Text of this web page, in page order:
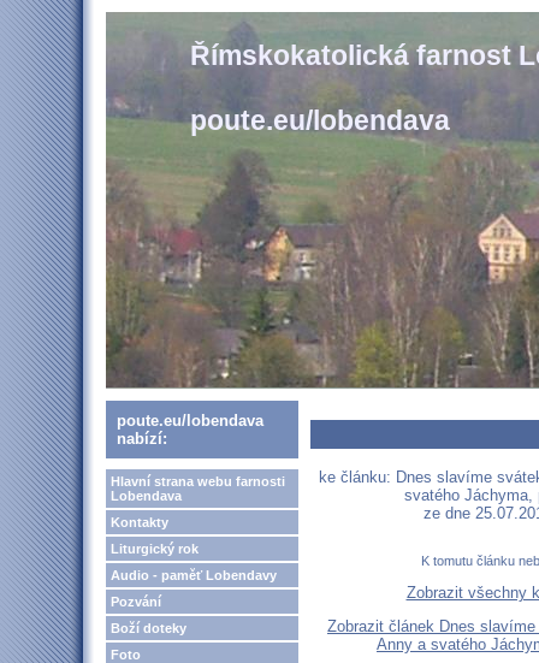
Římskokatolická farnost
poute.eu/lobendava
poute.eu/lobendava
nabízí:
Hlavní strana webu farnosti
Lobendava
Kontakty
Liturgický rok
Audio - paměť Lobendavy
Pozvání
Boží doteky
Foto
ke článku: Dnes slavíme
svatého Jáchyma,
ze dne
K tomutu článku
Zobrazit všechny
Zobrazit článek Dnes
Anny a svatého